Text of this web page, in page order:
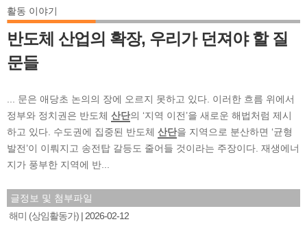
활동 이야기
반도체 산업의 확장, 우리가 던져야 할 질
문들
... 문은 애당초 논의의 장에 오르지 못하고 있다. 이러한 흐름 위에서
정부와 정치권은 반도체 산단의 ‘지역 이전’을 새로운 해법처럼 제시
하고 있다. 수도권에 집중된 반도체 산단을 지역으로 분산하면 ‘균형
발전’이 이뤄지고 송전탑 갈등도 줄어들 것이라는 주장이다. 재생에너
지가 풍부한 지역에 반...
글정보 및 첨부파일
해미 (상임활동가)
2026-02-12